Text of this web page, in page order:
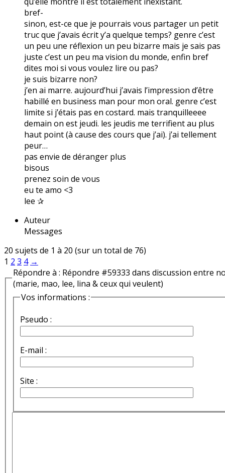
bref-
sinon, est-ce que je pourrais vous partager un petit
truc que j’avais écrit y’a quelque temps? genre c’est
un peu une réflexion un peu bizarre mais je sais pas
juste c’est un peu ma vision du monde, enfin bref
dites moi si vous voulez lire ou pas?
je suis bizarre non?
j’en ai marre. aujourd’hui j’avais l’impression d’être
habillé en business man pour mon oral. genre c’est
limite si j’étais pas en costard. mais tranquilleeee
demain on est jeudi. les jeudis me terrifient au plus
haut point (à cause des cours que j’ai). j’ai tellement
peur…
pas envie de déranger plus
bisous
prenez soin de vous
eu te amo <3
lee ✰
Auteur
Messages
20 sujets de 1 à 20 (sur un total de 76)
1 2 3 4 →
Répondre à : Répondre #59333 dans discussion entre
(marie, mao, lee, lina & ceux qui veulent)
Vos informations :
Pseudo :
E-mail :
Site :